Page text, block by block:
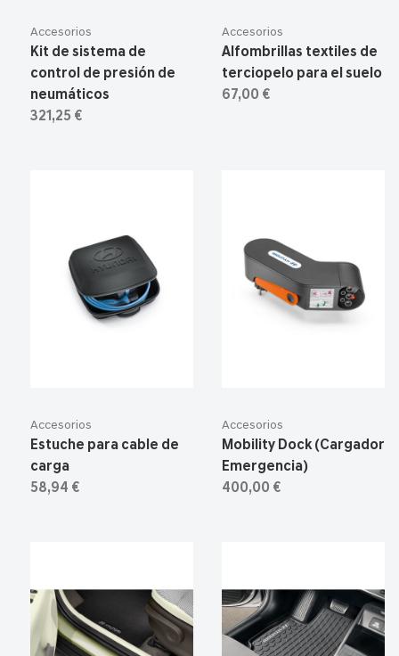
Accesorios
Kit de sistema de
control de presión de
neumáticos
321,25 €
Accesorios
Alfombrillas textiles de
terciopelo para el suelo
67,00 €
Accesorios
Estuche para cable de
carga
58,94 €
Accesorios
Mobility Dock (Cargador
Emergencia)
400,00 €